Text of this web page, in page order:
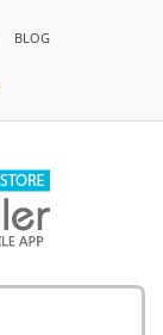
BLOG